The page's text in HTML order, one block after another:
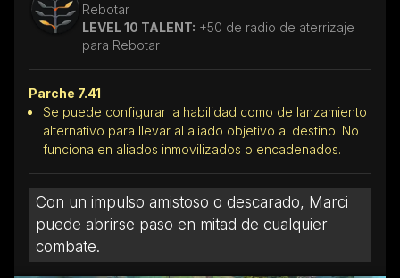
Rebotar
LEVEL 10 TALENT: +50 de radio de aterrizaje
para Rebotar
Parche 7.41
Se puede configurar la habilidad como de lanzamiento
alternativo para llevar al aliado objetivo al destino. No
funciona en aliados inmovilizados o encadenados.
Con un impulso amistoso o descarado, Marci
puede abrirse paso en mitad de cualquier
combate.